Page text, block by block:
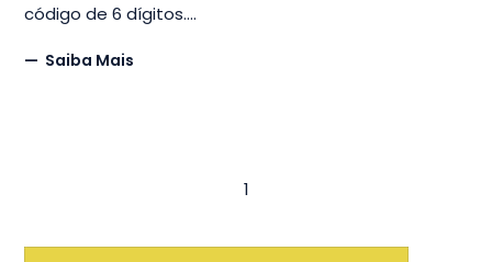
código de 6 dígitos.
Saiba Mais
1